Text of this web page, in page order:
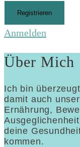
Anmelden
Über Mich
Ich bin
damit auch
Ernährung,
deine
kommen.